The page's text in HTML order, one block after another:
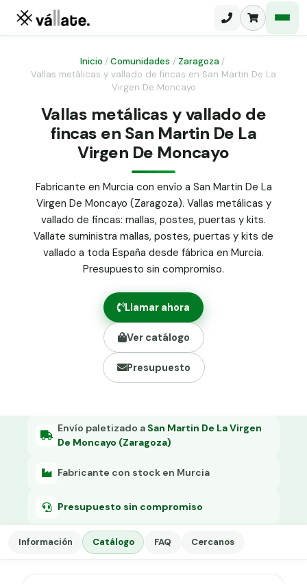
Malla electrosoldada
Malla ganadera
Malla simple torsión
Malla triple torsión
Panel malla H.
Puerta abatible dos hojas
Puerta acceso peatonal
Poste malla Hércules
Poste malla simple torsión
Alambre de espino galvanizado
Alambre liso galvanizado
Malla ocultación 70 g/m² verde
Grapa malla H.
Grapadora
Grapas a-18
Inicio /Comunidades / Zaragoza /
Vallas metálicas y vallado de fincas en San Martin De La
Virgen De Moncayo
Vallas metálicas y vallado de
fincas en San Martin De La
Virgen De Moncayo
Fabricante en Murcia con envío a San Martin De La
Virgen De Moncayo (Zaragoza). Vallas metálicas y
vallado de fincas: mallas, postes, puertas y kits.
Vallate suministra mallas, postes, puertas y kits de
vallado a toda España desde fábrica en Murcia.
Presupuesto sin compromiso.
Llamar ahora
Ver catálogo
Presupuesto
Envío paletizado a San Martin De La Virgen
De Moncayo (Zaragoza)
Fabricante con stock en Murcia
Presupuesto sin compromiso
Información Catálogo FAQ Cercanos